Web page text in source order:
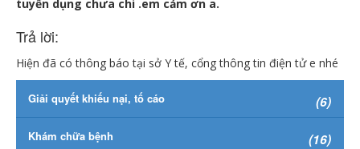
tuyển dụng chưa chi .em cảm ơn a.
Trả lời:
Hiện đã có thông báo tại sở Y tế, cổng thông tin điện tử e nhé
Giải quyết khiếu nại, tố cáo (6)
Khám chữa bệnh (16)